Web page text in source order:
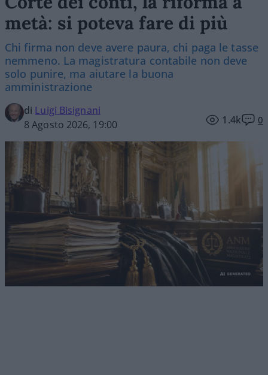
metà: si poteva fare di più
Chi firma non deve avere paura, chi paga le tasse
nemmeno. La magistratura contabile non deve
solo punire, ma aiutare la buona
amministrazione
di Luigi Bisignani
8 Agosto 2026, 19:00
1.4k 0